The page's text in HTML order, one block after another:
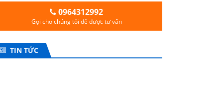
0964312992
Gọi cho chúng tôi để được tư vấn
TIN TỨC